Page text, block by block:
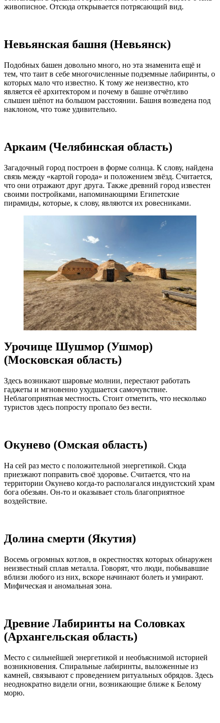
живописное. Отсюда открывается потрясающий вид.
Невьянская башня (Невьянск)
Подобных башен довольно много, но эта знаменита ещё и
тем, что таит в себе многочисленные подземные лабиринты, о
которых мало что известно. К тому же неизвестно, кто
является её архитектором и почему в башне отчётливо
слышен шёпот на большом расстоянии. Башня возведена под
наклоном, что тоже удивительно.
Аркаим (Челябинская область)
Загадочный город построен в форме солнца. К слову, найдена
связь между «картой города» и положением звёзд. Считается,
что они отражают друг друга. Также древний город известен
своими постройками, напоминающими Египетские
пирамиды, которые, к слову, являются их ровесниками.
Урочище Шушмор (Ушмор)
(Московская область)
Здесь возникают шаровые молнии, перестают работать
гаджеты и мгновенно ухудшается самочувствие.
Неблагоприятная местность. Стоит отметить, что несколько
туристов здесь попросту пропало без вести.
Окунево (Омская область)
На сей раз место с положительной энергетикой. Сюда
приезжают поправить своё здоровье. Считается, что на
территории Окунево когда-то располагался индуистский храм
бога обезьян. Он-то и оказывает столь благоприятное
воздействие.
Долина смерти (Якутия)
Восемь огромных котлов, в окрестностях которых обнаружен
неизвестный сплав металла. Говорят, что люди, побывавшие
вблизи любого из них, вскоре начинают болеть и умирают.
Мифическая и аномальная зона.
Древние Лабиринты на Соловках
(Архангельская область)
Место с сильнейшей энергетикой и необъяснимой историей
возникновения. Спиральные лабиринты, выложенные из
камней, связывают с проведением ритуальных обрядов. Здесь
неоднократно видели огни, возникающие ближе к Белому
морю.